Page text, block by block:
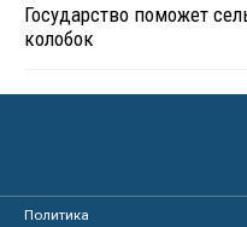
Государство поможет
колобок
Политика